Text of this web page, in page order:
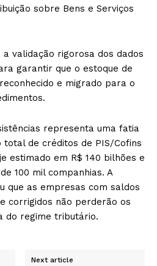
sobre Bens e Serviços
a validação rigorosa dos dados
garantir que o estoque de
e migrado para o
representa uma fatia
total de créditos de PIS/Cofins
estimado em R$ 140 bilhões e
100 mil companhias. A
que as empresas com saldos
corrigidos não perderão os
do regime tributário.
Next article